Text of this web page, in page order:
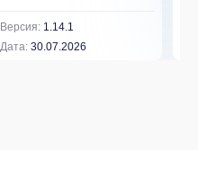
Версия: 1.14.1
Дата: 30.07.2026